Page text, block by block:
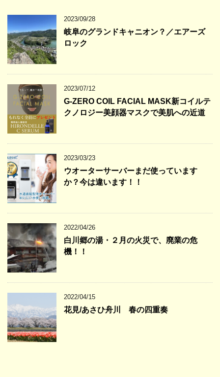
2023/09/28
岐阜のグランドキャニオン？／エアーズ
ロック
2023/07/12
G-ZERO COIL FACIAL MASK新コイルテ
クノロジー美顔器マスクで美肌への近道
2023/03/23
ウオーターサーバーまだ使っています
か？今は違います！！
2022/04/26
白川郷の湯・２月の火災で、廃業の危
機！！
2022/04/15
花見/あさひ舟川 春の四重奏